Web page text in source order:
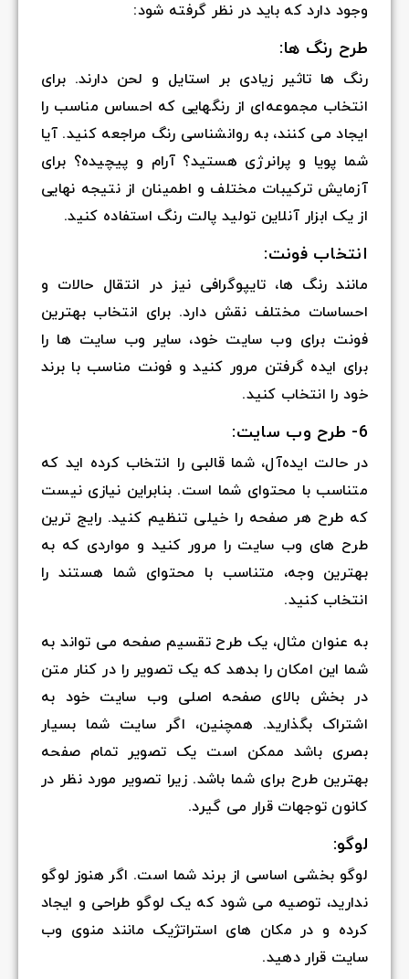
وجود دارد که باید در نظر گرفته شود:
طرح رنگ ها:
رنگ ها تاثیر زیادی بر استایل و لحن دارند. برای
انتخاب مجموعه‌ای از رنگهایی که احساس مناسب را
ایجاد می کنند، به روانشناسی رنگ مراجعه کنید. آیا
شما پویا و پرانرژی هستید؟ آرام و پیچیده؟ برای
آزمایش ترکیبات مختلف و اطمینان از نتیجه نهایی
از یک ابزار آنلاین تولید پالت رنگ استفاده کنید.
انتخاب فونت:
مانند رنگ ها، تایپوگرافی نیز در انتقال حالات و
احساسات مختلف نقش دارد. برای انتخاب بهترین
فونت برای وب سایت خود، سایر وب سایت ها را
برای ایده گرفتن مرور کنید و فونت مناسب با برند
خود را انتخاب کنید.
6- طرح وب سایت:
در حالت ایده‌آل، شما قالبی را انتخاب کرده اید که
متناسب با محتوای شما است. بنابراین نیازی نیست
که طرح هر صفحه را خیلی تنظیم کنید. رایج ترین
طرح های وب سایت را مرور کنید و مواردی که به
بهترین وجه، متناسب با محتوای شما هستند را
انتخاب کنید.
به عنوان مثال، یک طرح تقسیم صفحه می تواند به
شما این امکان را بدهد که یک تصویر را در کنار متن
در بخش بالای صفحه اصلی وب سایت خود به
اشتراک بگذارید. همچنین، اگر سایت شما بسیار
بصری باشد ممکن است یک تصویر تمام صفحه
بهترین طرح برای شما باشد. زیرا تصویر مورد نظر در
کانون توجهات قرار می گیرد.
لوگو:
لوگو بخشی اساسی از برند شما است. اگر هنوز لوگو
ندارید، توصیه می شود که یک لوگو طراحی و ایجاد
کرده و در مکان های استراتژیک مانند منوی وب
سایت قرار دهید.